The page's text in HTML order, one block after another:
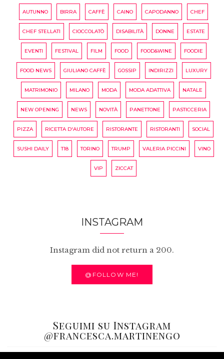
AUTUNNO BIRRA CAFFÈ CAINO CAPODANNO CHEF
CHEF STELLATI CIOCCOLATÒ DISABILITÀ DONNE ESTATE
EVENTI FESTIVAL FILM FOOD FOOD&WINE FOODIE
FOOD NEWS GIULIANO CAFFÈ GOSSIP INDIRIZZI LUXURY
MATRIMONIO MILANO MODA MODA ADATTIVA NATALE
NEW OPENING NEWS NOVITÀ PANETTONE PASTICCERIA
PIZZA RICETTA D'AUTORE RISTORANTE RISTORANTI SOCIAL
SUSHI DAILY T18 TORINO TRUMP VALERIA PICCINI VINO
VIP ZICCAT
INSTAGRAM
Instagram did not return a 200.
@FOLLOW ME!
Seguimi su Instagram
@francesca.martinengo